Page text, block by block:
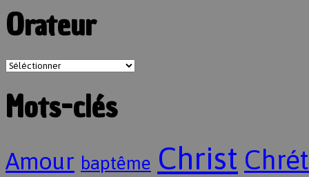
Orateur
Mots-clés
Amour baptême Christ